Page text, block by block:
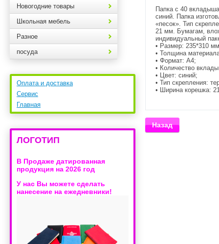
Новогодние товары
Школьная мебель
Разное
посуда
Оплата и доставка
Сервис
Главная
ЛОГОТИП
В Продаже датированная
продукция на 2026 год
У нас Вы можете сделать
нанесение на ежедневники!
Папка с 40
синий. Папка
«песок». Тип
21 мм. Бумагам,
индивидуальный
• Размер: 235*310
• Толщина
• Формат: А4;
• Количество
• Цвет: синий;
• Тип скрепления:
• Ширина корешка:
Назад